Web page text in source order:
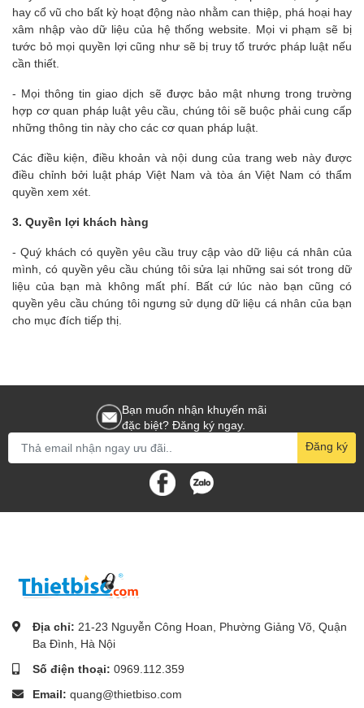
hay cổ vũ cho bất kỳ hoạt động nào nhằm can thiệp, phá hoại hay
xâm nhập vào dữ liệu của hệ thống website. Mọi vi phạm sẽ bị
tước bỏ mọi quyền lợi cũng như sẽ bị truy tố trước pháp luật nếu
cần thiết.
- Mọi thông tin giao dịch sẽ được bảo mật nhưng trong trường
hợp cơ quan pháp luật yêu cầu, chúng tôi sẽ buộc phải cung cấp
những thông tin này cho các cơ quan pháp luật.
Các điều kiện, điều khoản và nội dung của trang web này được
điều chỉnh bởi luật pháp Việt Nam và tòa án Việt Nam có thẩm
quyền xem xét.
3. Quyền lợi khách hàng
- Quý khách có quyền yêu cầu truy cập vào dữ liệu cá nhân của
mình, có quyền yêu cầu chúng tôi sửa lại những sai sót trong dữ
liệu của bạn mà không mất phí. Bất cứ lúc nào bạn cũng có
quyền yêu cầu chúng tôi ngưng sử dụng dữ liệu cá nhân của bạn
cho mục đích tiếp thị.
Bạn muốn nhận khuyến mãi
đặc biệt? Đăng ký ngay.
Đăng ký
Địa chỉ: 21-23 Nguyễn Công Hoan, Phường Giảng Võ, Quận
Ba Đình, Hà Nội
Số điện thoại: 0969.112.359
Email: quang@thietbiso.com